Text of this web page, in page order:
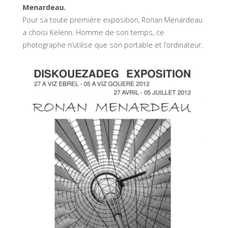
Menardeau.
Pour sa toute première exposition, Ronan Menardeau
a choisi Kelenn. Homme de son temps, ce
photographe n’utilise que son portable et l’ordinateur.